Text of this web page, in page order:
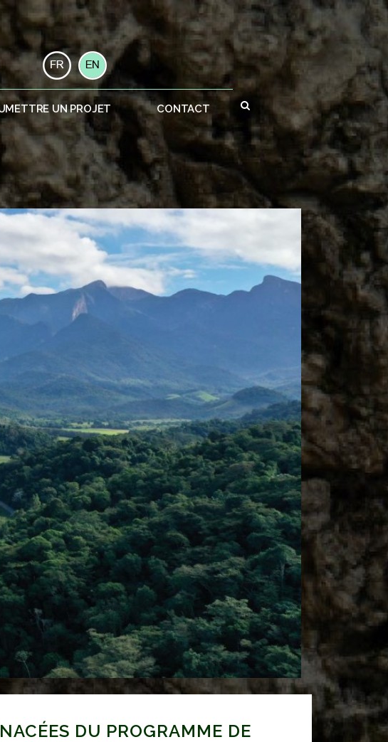
UN PROJET CONTACT
DU PROGRAMME DE